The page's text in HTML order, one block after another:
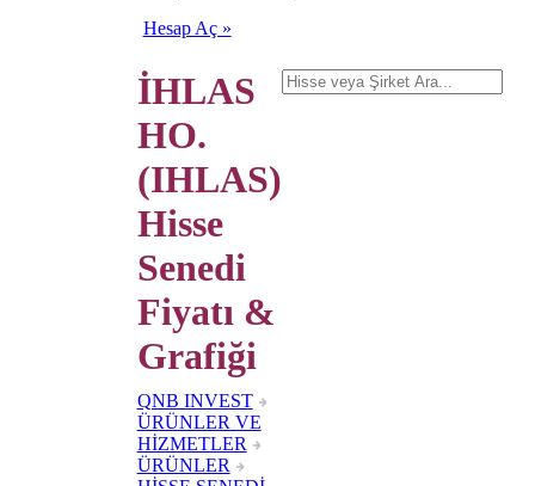
Hesap Aç »
İHLAS
HO.
(IHLAS)
Hisse
Senedi
Fiyatı &
Grafiği
QNB INVEST
ÜRÜNLER VE
HİZMETLER
ÜRÜNLER